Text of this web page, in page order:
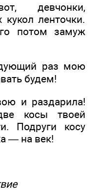
девчонки,
кукол ленточки.
потом замуж
раз мою
будем!
и раздарила!
косы твоей
Подруги косу
— на век!